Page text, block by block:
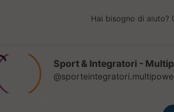
Hai bisogno di aiuto?